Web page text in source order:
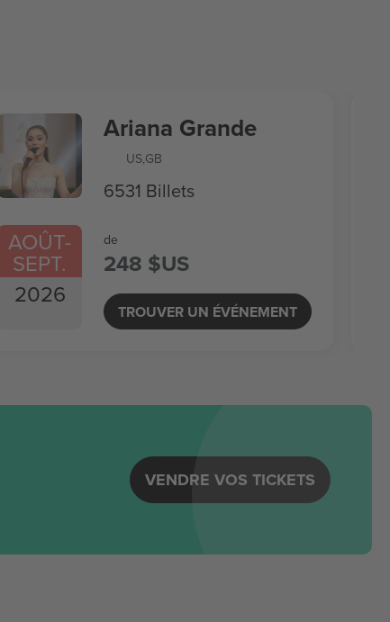
AOÛT-
SEPT.
2026
Ariana Grande
US,GB
6531 Billets
de
248 $US
TROUVER UN ÉVÉNEMENT
VENDRE VOS TICKETS